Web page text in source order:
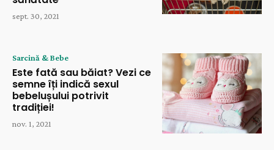
sept. 30, 2021
Sarcină & Bebe
Este fată sau băiat? Vezi ce
semne îți indică sexul
bebelușului potrivit
tradiției!
nov. 1, 2021